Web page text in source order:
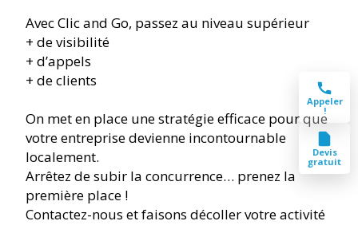
Avec Clic and Go, passez au niveau supérieur
+ de visibilité
+ d’appels
+ de clients
On met en place une stratégie efficace pour que
votre entreprise devienne incontournable
localement.
Arrêtez de subir la concurrence… prenez la
première place !
Contactez-nous et faisons décoller votre activité
Appeler
!
Devis
gratuit